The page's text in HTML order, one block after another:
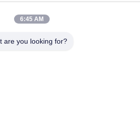
6:45 AM
are you looking for?